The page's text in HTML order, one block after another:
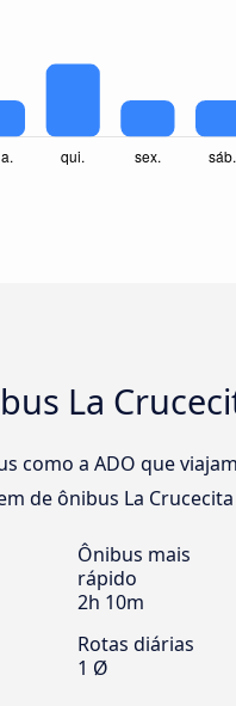
La
como a ADO que
de ônibus La
Ônibus mais
rápido
2h 10m
Rotas diárias
1 Ø